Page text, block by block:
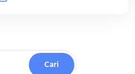
Cari